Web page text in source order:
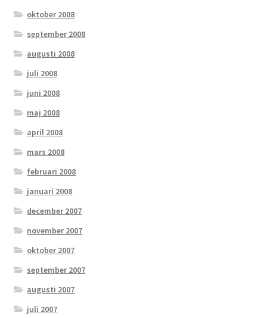
oktober 2008
september 2008
augusti 2008
juli 2008
juni 2008
maj 2008
april 2008
mars 2008
februari 2008
januari 2008
december 2007
november 2007
oktober 2007
september 2007
augusti 2007
juli 2007